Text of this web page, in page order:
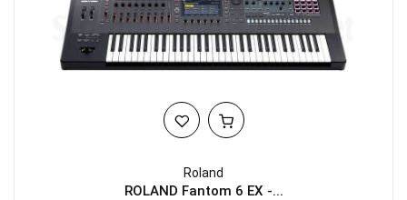
Roland
ROLAND Fantom 6 EX -...